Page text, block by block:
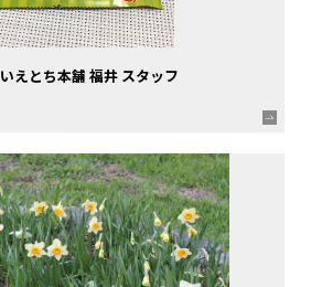
いえとち本舗 福井 スタッフ